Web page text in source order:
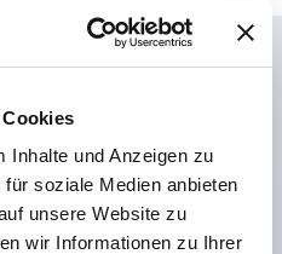
Inhalte und Anzeigen zu
soziale Medien anbieten
unsere Website zu
wir Informationen zu Ihrer
Kontrollleuchten und
Schalttafelaussparung